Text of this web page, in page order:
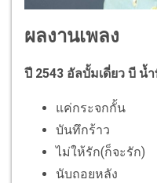
ผลงานเพลง
ปี 2543 อัลบั้มเดี่ยว บี น้
แค่กระจกกั้น
บันทึกร้าว
ไม่ให้รัก(ก็จะรัก)
นับถอยหลัง